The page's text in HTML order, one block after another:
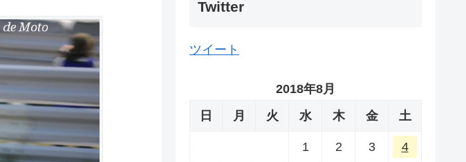
Twitter
ツイート
2018年8月
日
月 火 水 木 金 土
1 2 3 4